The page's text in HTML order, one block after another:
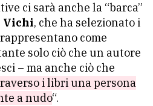
ci sarà anche la “barca”
Vichi, che ha selezionato i
come
solo ciò che un autore
– ma anche ciò che
i libri una persona
a nudo“.